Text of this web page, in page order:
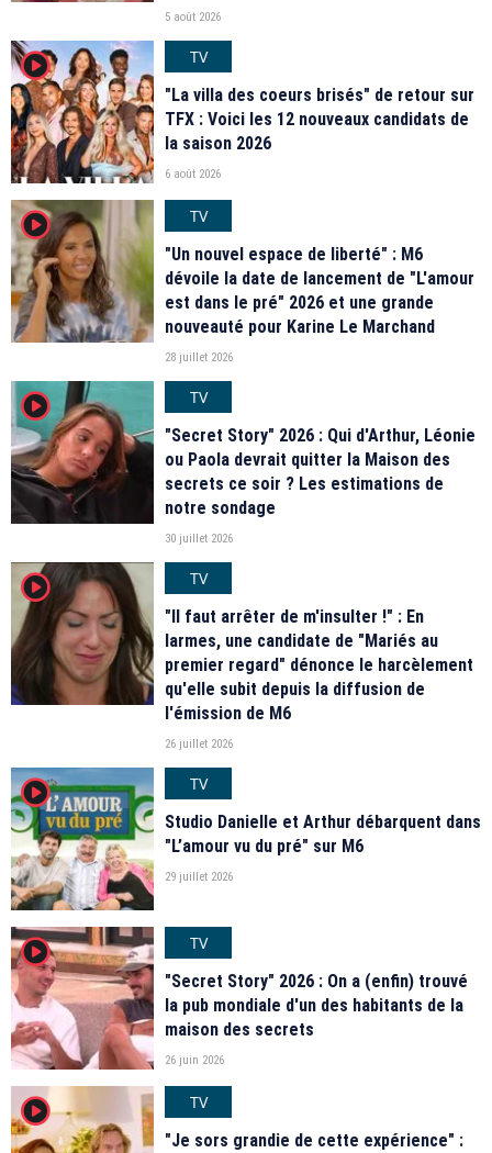
5 août 2026
player2
TV
"La villa des coeurs brisés" de retour sur
TFX : Voici les 12 nouveaux candidats de
la saison 2026
6 août 2026
player2
TV
"Un nouvel espace de liberté" : M6
dévoile la date de lancement de "L'amour
est dans le pré" 2026 et une grande
nouveauté pour Karine Le Marchand
28 juillet 2026
player2
TV
"Secret Story" 2026 : Qui d'Arthur, Léonie
ou Paola devrait quitter la Maison des
secrets ce soir ? Les estimations de
notre sondage
30 juillet 2026
player2
TV
"Il faut arrêter de m'insulter !" : En
larmes, une candidate de "Mariés au
premier regard" dénonce le harcèlement
qu'elle subit depuis la diffusion de
l'émission de M6
26 juillet 2026
player2
TV
Studio Danielle et Arthur débarquent dans
"L’amour vu du pré" sur M6
29 juillet 2026
player2
TV
"Secret Story" 2026 : On a (enfin) trouvé
la pub mondiale d'un des habitants de la
maison des secrets
26 juin 2026
player2
TV
"Je sors grandie de cette expérience" :